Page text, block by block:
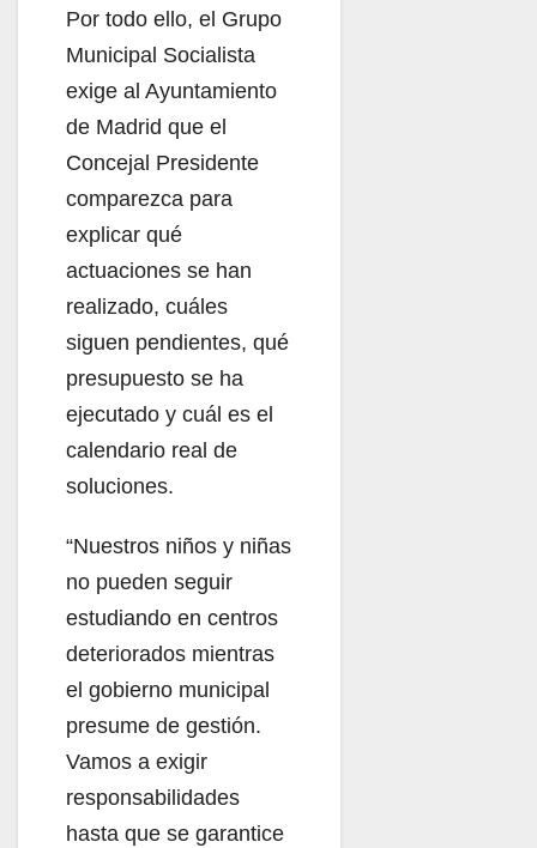
Por todo ello, el Grupo
Municipal Socialista
exige al Ayuntamiento
de Madrid que el
Concejal Presidente
comparezca para
explicar qué
actuaciones se han
realizado, cuáles
siguen pendientes, qué
presupuesto se ha
ejecutado y cuál es el
calendario real de
soluciones.
“Nuestros niños y niñas
no pueden seguir
estudiando en centros
deteriorados mientras
el gobierno municipal
presume de gestión.
Vamos a exigir
responsabilidades
hasta que se garantice